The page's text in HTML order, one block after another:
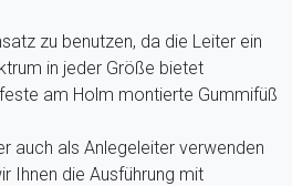
zu benutzen, da die Leiter ein
in jeder Größe bietet
am Holm montierte Gummifüß
auch als Anlegeleiter verwenden
Ihnen die Ausführung mit